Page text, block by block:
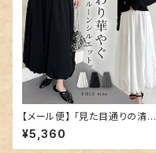
【メール便】 「見た目通りの清涼
感」スカート ロング バルーン フ
レア／skirt091
¥5,360